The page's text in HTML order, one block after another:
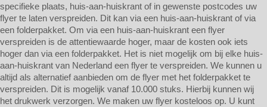
specifieke plaats, huis-aan-huiskrant of in gewenste postcodes uw
flyer te laten verspreiden. Dit kan via een huis-aan-huiskrant of via
een folderpakket. Om via een huis-aan-huiskrant een flyer
verspreiden is de attentiewaarde hoger, maar de kosten ook iets
hoger dan via een folderpakket. Het is niet mogelijk om bij elke huis-
aan-huiskrant van Nederland een flyer te verspreiden. We kunnen u
altijd als alternatief aanbieden om de flyer met het folderpakket te
verspreiden. Dit is mogelijk vanaf 10.000 stuks. Hierbij kunnen wij
het drukwerk verzorgen. We maken uw flyer kosteloos op. U kunt